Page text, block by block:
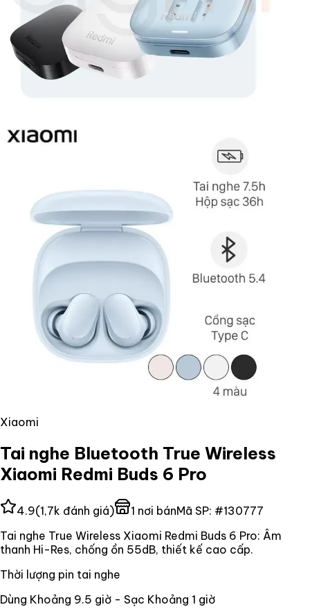
Xiaomi
Tai nghe Bluetooth True Wireless
Xiaomi Redmi Buds 6 Pro
4.9(1,7k đánh giá) 1 nơi bánMã SP: #130777
Tai nghe True Wireless Xiaomi Redmi Buds 6 Pro: Âm
thanh Hi-Res, chống ồn 55dB, thiết kế cao cấp.
Thời lượng pin tai nghe
Dùng Khoảng 9.5 giờ - Sạc Khoảng 1 giờ